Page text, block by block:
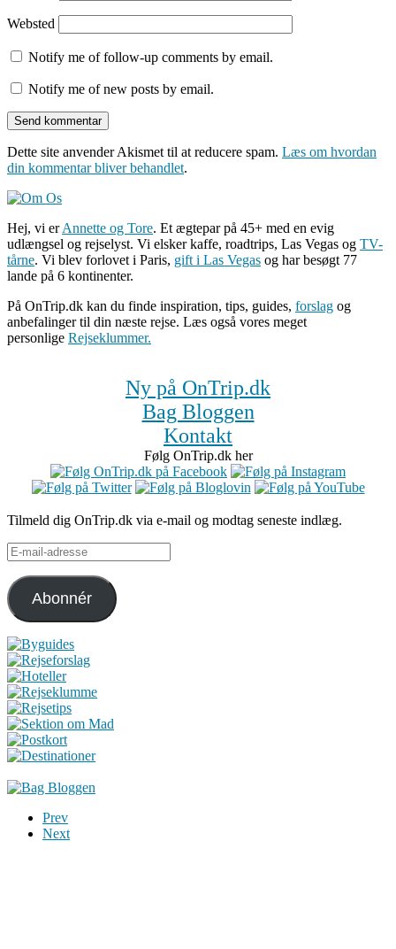
Websted
Notify me of follow-up comments by email.
Notify me of new posts by email.
Dette site anvender Akismet til at reducere spam. Læs om hvordan
din kommentar bliver behandlet.
Hej, vi erAnnette og Tore. Et ægtepar på 45+ med en evig
udlængsel og rejselyst. Vi elsker kaffe, roadtrips, Las Vegas og TV-
tårne. Vi blev forlovet i Paris, gift i Las Vegas og har besøgt 77
lande på 6 kontinenter.
På OnTrip.dk kan du finde inspiration, tips, guides, forslag og
anbefalinger til din næste rejse. Læs også vores meget
personlige Rejseklummer.
Ny på OnTrip.dk
Bag Bloggen
Kontakt
Følg OnTrip.dk her
Tilmeld dig OnTrip.dk via e-mail og modtag seneste indlæg.
E-
mail-
adresse
Abonnér
Prev
Next